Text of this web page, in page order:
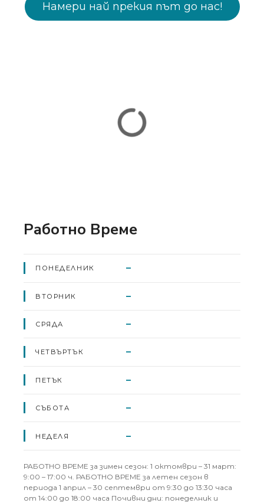
Намери най прекия път до нас!
Работно Време
ПОНЕДЕЛНИК –
ВТОРНИК –
СРЯДА –
ЧЕТВЪРТЪК –
ПЕТЪК –
СЪБОТА –
НЕДЕЛЯ –
РАБОТНО ВРЕМЕ за зимен сезон: 1 октомври – 31 март:
9:00 – 17:00 ч. РАБОТНО ВРЕМЕ за летен сезон в
периода 1 април – 30 септември от 9:30 до 13:30 часа
от 14:00 до 18:00 часа Почивни дни: понеделник и